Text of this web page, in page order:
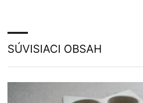
SÚVISIACI OBSAH